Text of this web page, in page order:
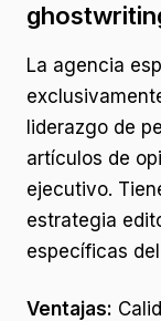
La agencia
liderazgo de
artículos de
ejecutivo.
estrategia
específicas
Ventajas: